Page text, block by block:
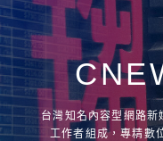
台灣知名內容型網路
工作者組成，專精數